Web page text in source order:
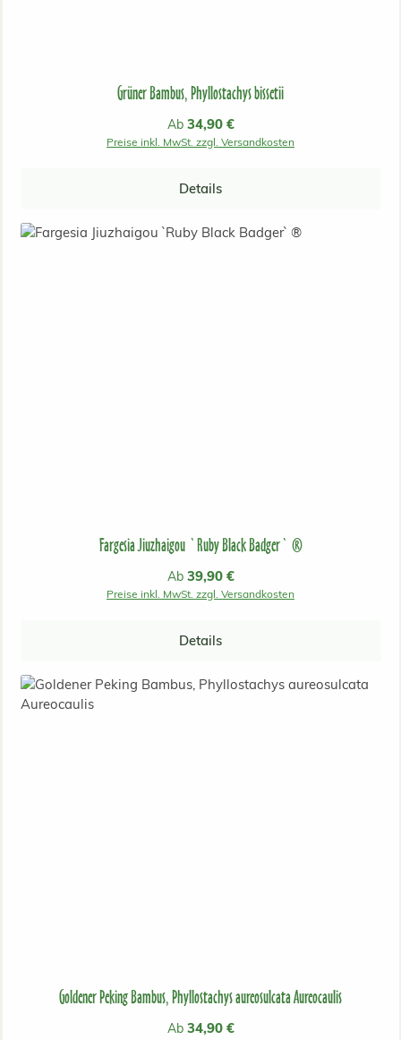
Grüner Bambus, Phyllostachys bissetii
Regulärer Preis:
Ab 34,90 €
Preise inkl. MwSt. zzgl. Versandkosten
Details
Fargesia Jiuzhaigou `Ruby Black Badger` ®
Regulärer Preis:
Ab 39,90 €
Preise inkl. MwSt. zzgl. Versandkosten
Details
Goldener Peking Bambus, Phyllostachys aureosulcata Aureocaulis
Regulärer Preis:
Ab 34,90 €